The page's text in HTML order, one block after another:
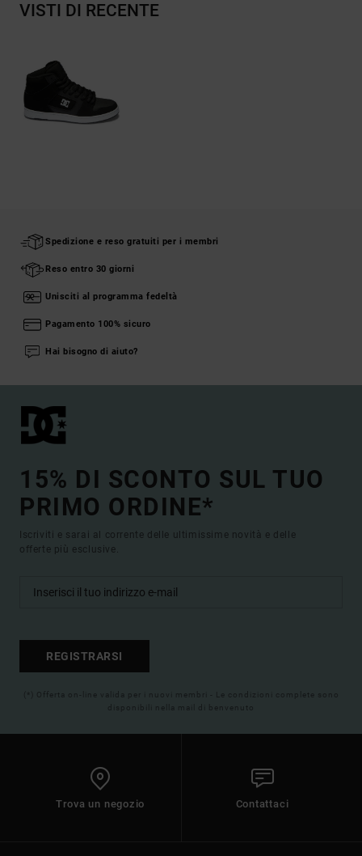
VISTI DI RECENTE
Spedizione e reso gratuiti per i membri
Reso entro 30 giorni
Unisciti al programma fedeltà
Pagamento 100% sicuro
Hai bisogno di aiuto?
15% DI SCONTO SUL TUO
PRIMO ORDINE*
Iscriviti e sarai al corrente delle ultimissime novità e delle
offerte più esclusive.
REGISTRARSI
(*) Offerta on-line valida per i nuovi membri - Le condizioni complete sono
disponibili nella mail di benvenuto
Trova un negozio Contattaci